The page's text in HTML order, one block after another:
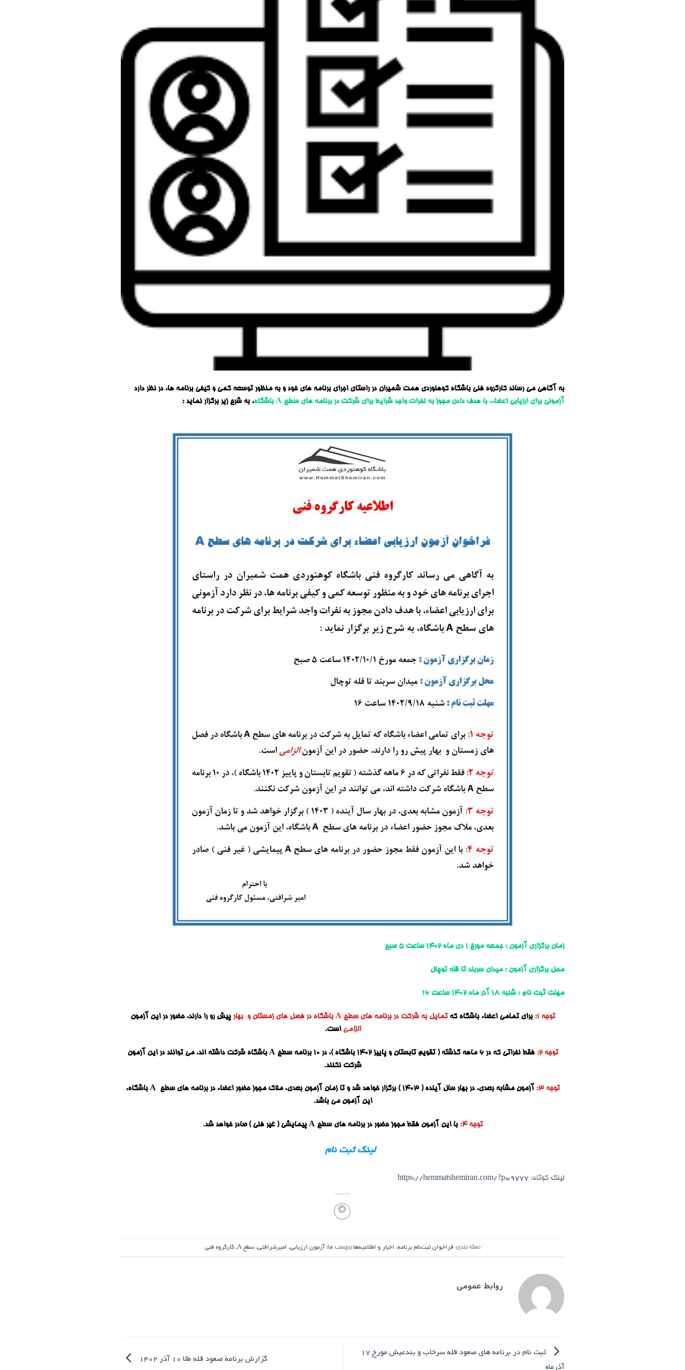
به آگاهی می رساند کارگروه فنی باشگاه کوهنوردی همت شمیران در راستای اجرای برنامه های خود و به منظور توسعه کمی و کیفی برنامه ها، در نظر دارد
آزمونی برای ارزیابی اعضاء، با هدف دادن مجوز به نفرات واجد شرایط برای شرکت در برنامه های سطح A باشگاه
، به شرح زیر برگزار نماید :
زمان برگزاری آزمون : جمعه مورخ 1 دی ماه 1402 ساعت 5 صبح
محل برگزاری آزمون : میدان سربند تا قله توچال
مهلت ثبت نام : شنبه 18 آذر ماه 1402 ساعت 16
توجه 1: برای تمامی اعضاء باشگاه کهتمایل به شرکت در برنامه های سطح A باشگاه در فصل های زمستان و بهار
پیش رو را دارند، حضور در این آزمون
الزامی است.
توجه 2:
فقط نفراتی که در 6 ماهه گذشته ( تقویم تابستان و پاییز 1402 باشگاه )، در 10 برنامه سطح A باشگاه شرکت داشته اند، می توانند در این آزمون
شرکت نکنند.
توجه 3:
آزمون مشابه بعدی، در بهار سال آینده ( 1403 ) برگزار خواهد شد و تا زمان آزمون بعدی، ملاک مجوز حضور اعضاء در برنامه های سطح A باشگاه،
این آزمون می باشد.
توجه 4: با این آزمون فقط مجوز حضور در برنامه های سطح A پیمایشی ( غیر فنی ) صادر خواهد شد.
لینک ثبت نام
لینک کوتاه: https://hemmatshemiran.com/?p=9777
دسته بندی: فراخوان ثبت‌نام برنامه, اخبار و اطلاعیه‌ها برچسب ها: آزمون ارزیابی, امیرشرافتی,سطح A ,کارگروه فنی
روابط عمومی
ثبت نام در برنامه های صعود قله سرخاب و بندعیش مورخ 17
آذرماه
گزارش برنامۀ صعود قله طلا ۱۰ آذر ۱۴۰۲